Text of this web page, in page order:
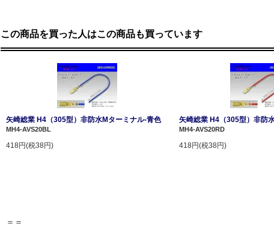
この商品を買った人はこの商品も買っています
矢崎総業 H4（305型）非防水Mターミナル-青色
MH4-AVS20BL
418円(税38円)
矢崎総業 H4（305型）非防
MH4-AVS20RD
418円(税38円)
＝＝